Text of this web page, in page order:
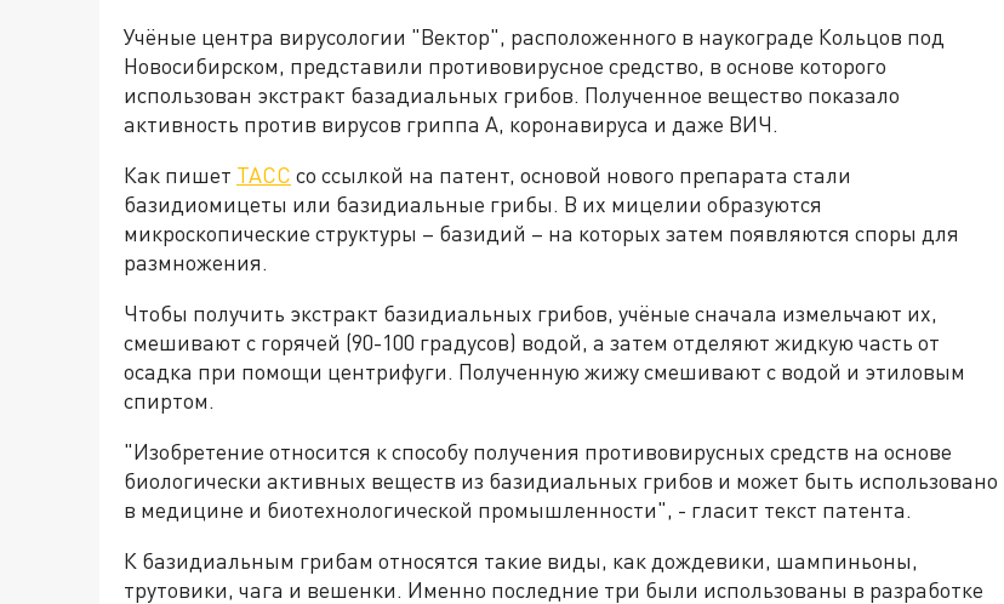
Учёные центра вирусологии "Вектор", расположенного в наукограде Кольцов под
Новосибирском, представили противовирусное средство, в основе которого
использован экстракт базадиальных грибов. Полученное вещество показало
активность против вирусов гриппа А, коронавируса и даже ВИЧ.
Как пишет ТАСС со ссылкой на патент, основой нового препарата стали
базидиомицеты или базидиальные грибы. В их мицелии образуются
микроскопические структуры – базидий – на которых затем появляются споры для
размножения.
Чтобы получить экстракт базидиальных грибов, учёные сначала измельчают их,
смешивают с горячей (90-100 градусов) водой, а затем отделяют жидкую часть от
осадка при помощи центрифуги. Полученную жижу смешивают с водой и этиловым
спиртом.
"Изобретение относится к способу получения противовирусных средств на основе
биологически активных веществ из базидиальных грибов и может быть использовано
в медицине и биотехнологической промышленности", - гласит текст патента.
К базидиальным грибам относятся такие виды, как дождевики, шампиньоны,
трутовики, чага и вешенки. Именно последние три были использованы в разработке